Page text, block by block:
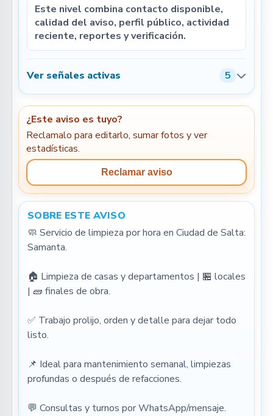
Este nivel combina contacto disponible,
calidad del aviso, perfil público, actividad
reciente, reportes y verificación.
Ver señales activas 5
¿Este aviso es tuyo?
Reclamalo para editarlo, sumar fotos y ver
estadísticas.
Reclamar aviso
SOBRE ESTE AVISO
🧼 Servicio de limpieza por hora en Ciudad de Salta:
Samanta.
🏠 Limpieza de casas y departamentos | 🏪 locales
| 🧱 finales de obra.
✅ Trabajo prolijo, orden y detalle para dejar todo
listo.
📌 Ideal para mantenimiento semanal, limpiezas
profundas o después de refacciones.
💬 Consultas y turnos por WhatsApp/mensaje.